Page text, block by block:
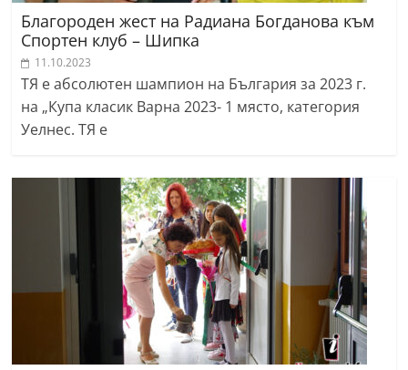
Благороден жест на Радиана Богданова към
Спортен клуб – Шипка
11.10.2023
ТЯ е абсолютен шампион на България за 2023 г.
на „Купа класик Варна 2023- 1 място, категория
Уелнес. ТЯ е